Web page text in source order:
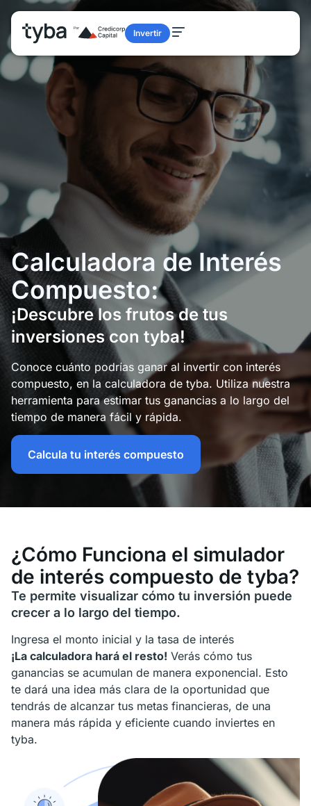
Invertir
Calculadora de Interés
Compuesto:
¡Descubre los frutos de tus
inversiones con tyba!
Conoce cuánto podrías ganar al invertir con interés
compuesto, en la calculadora de tyba. Utiliza nuestra
herramienta para estimar tus ganancias a lo largo del
tiempo de manera fácil y rápida.
Calcula tu interés compuesto
¿Cómo Funciona el simulador
de interés compuesto de tyba?
Te permite visualizar cómo tu inversión puede
crecer a lo largo del tiempo.
Ingresa el monto inicial y la tasa de interés
¡La calculadora hará el resto! Verás cómo tus
ganancias se acumulan de manera exponencial. Esto
te dará una idea más clara de la oportunidad que
tendrás de alcanzar tus metas financieras, de una
manera más rápida y eficiente cuando inviertes en
tyba.